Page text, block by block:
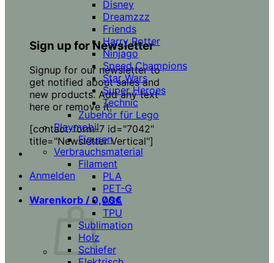
Sign up for Newsletter
Signup for our newsletter to
get notified about sales and
new products. Add any text
here or remove it.
[contact-form-7 id="7042"
title="Newsletter Vertical"]
Anmelden
Warenkorb / 0,00€
Disney
Dreamzzz
Friends
Harry Potter
Ninjago
Speed Champions
Star Wars
Super Heroes
Technic
Zubehör für Lego
Playmobil
Figuren
Verbrauchsmaterial
Filament
PLA
PET-G
ASA
TPU
Sublimation
Holz
Schiefer